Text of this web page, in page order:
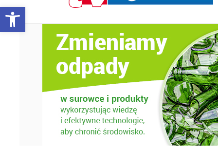
Otwórz pasek narzędzi